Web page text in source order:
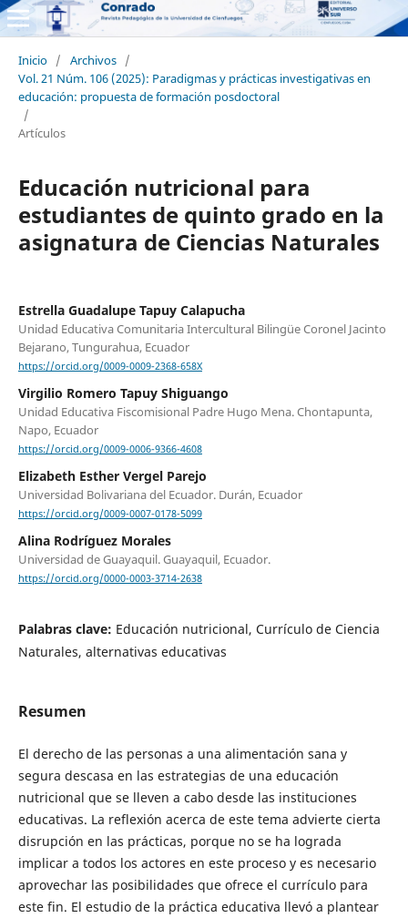
Inicio / Archivos /
Vol. 21 Núm. 106 (2025): Paradigmas y prácticas investigativas en
educación: propuesta de formación posdoctoral
/
Artículos
Educación nutricional para
estudiantes de quinto grado en la
asignatura de Ciencias Naturales
Estrella Guadalupe Tapuy Calapucha
Unidad Educativa Comunitaria Intercultural Bilingüe Coronel Jacinto
Bejarano, Tungurahua, Ecuador
https://orcid.org/0009-0009-2368-658X
Virgilio Romero Tapuy Shiguango
Unidad Educativa Fiscomisional Padre Hugo Mena. Chontapunta,
Napo, Ecuador
https://orcid.org/0009-0006-9366-4608
Elizabeth Esther Vergel Parejo
Universidad Bolivariana del Ecuador. Durán, Ecuador
https://orcid.org/0009-0007-0178-5099
Alina Rodríguez Morales
Universidad de Guayaquil. Guayaquil, Ecuador.
https://orcid.org/0000-0003-3714-2638
Palabras clave: Educación nutricional, Currículo de Ciencia
Naturales, alternativas educativas
Resumen
El derecho de las personas a una alimentación sana y
segura descasa en las estrategias de una educación
nutricional que se lleven a cabo desde las instituciones
educativas. La reflexión acerca de este tema advierte cierta
disrupción en las prácticas, porque no se ha lograda
implicar a todos los actores en este proceso y es necesario
aprovechar las posibilidades que ofrece el currículo para
este fin. El estudio de la práctica educativa llevó a plantear